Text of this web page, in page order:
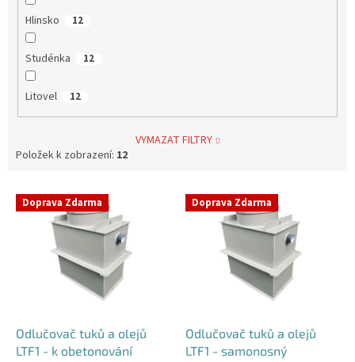
Hlinsko 12
Studénka 12
Litovel 12
VYMAZAT FILTRY
Položek k zobrazení: 12
V Doprava Zdarma
Odlučovač tuků a olejů
LTF1 - k obetonování
Doprava Zdarma
Odlučovač tuků a olejů
LTF1 - samonosný